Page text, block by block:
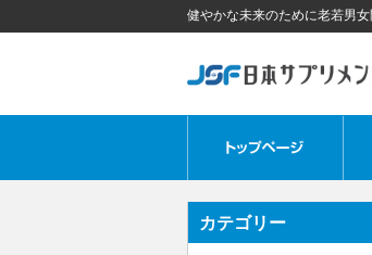
健やかな未来のために老若男
カテゴリー